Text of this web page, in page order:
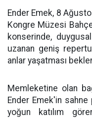
Ender Emek, 8
Kongre Müzesi
konserinde,
uzanan geniş
anlar yaşatması
Memleketine olan
Ender Emek'in sahne
yoğun katılım